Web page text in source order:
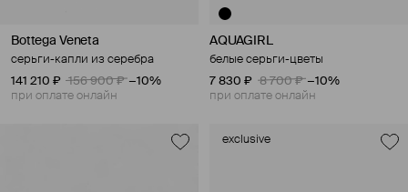
Bottega Veneta
серьги-капли из серебра
141 210 ₽
156 900 ₽ −10%
при оплате онлайн
AQUAGIRL
белые серьги-цветы
7 830 ₽
8 700 ₽ −10%
при оплате онлайн
exclusive